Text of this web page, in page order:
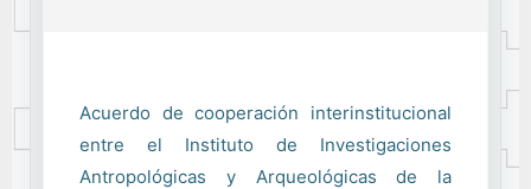
Acuerdo de cooperación interinstitucional
entre el Instituto de Investigaciones
Antropológicas y Arqueológicas de la